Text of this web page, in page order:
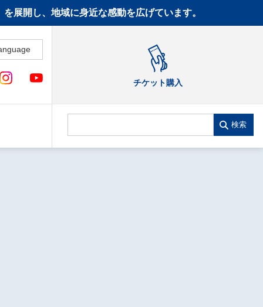
展開し、地域に身近な感動を広げています。
チケット購入
検索